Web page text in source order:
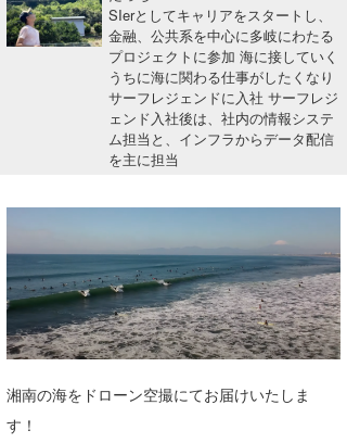
WAVE HUNTER波予想ツール
気象情報
サーフィンエリアガイド
SIerとしてキャリアをスタートし、
金融、公共系を中心に多岐にわたる
プロジェクトに参加 海に接していく
うちに海に関わる仕事がしたくなり
サーフレジェンドに入社 サーフレジ
ェンド入社後は、社内の情報システ
ム担当と、インフラからデータ配信
を主に担当
湘南の海をドローン空撮にてお届けいたしま
す！
コラム
ショップ情報
ショップ情報
千葉北
伊豆
千葉南
大阪
その他
ルール＆How to
VOTE!